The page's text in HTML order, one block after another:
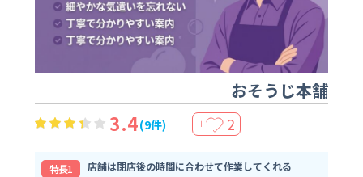
おそうじ本舗
3.4(9件) ＋ 2
特⻑1
店舗は閉店後の時間に合わせて作業してくれる